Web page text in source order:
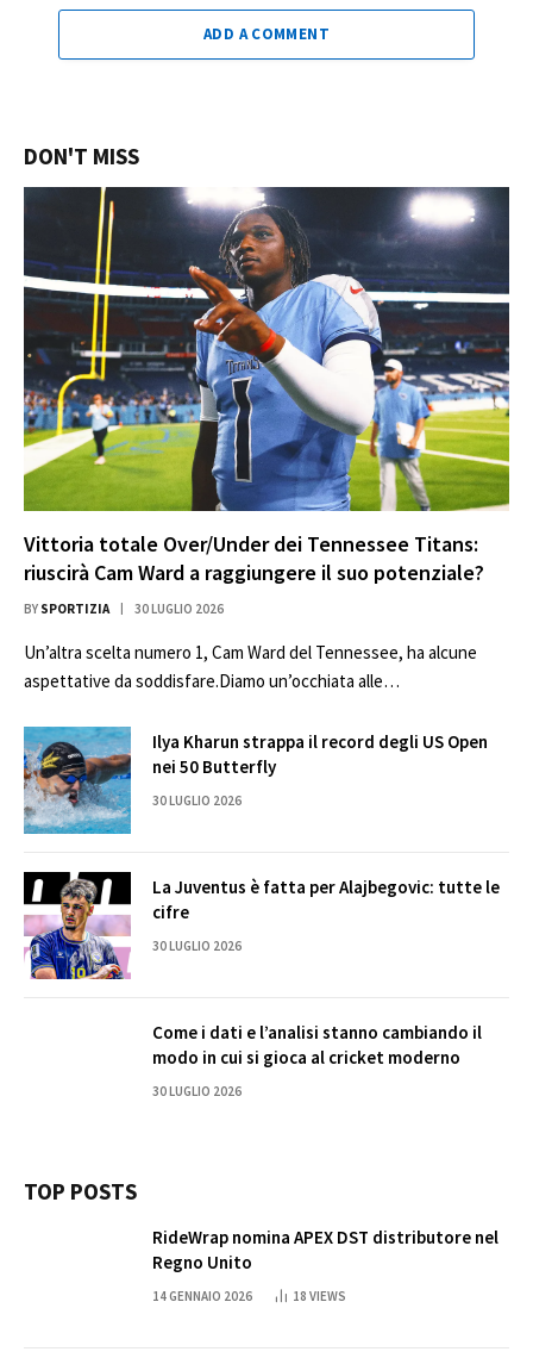
ADD A COMMENT
DON'T MISS
Vittoria totale Over/Under dei Tennessee Titans:
riuscirà Cam Ward a raggiungere il suo potenziale?
BY SPORTIZIA 30 LUGLIO 2026
Un’altra scelta numero 1, Cam Ward del Tennessee, ha alcune
aspettative da soddisfare.Diamo un’occhiata alle…
Ilya Kharun strappa il record degli US Open
nei 50 Butterfly
30 LUGLIO 2026
La Juventus è fatta per Alajbegovic: tutte le
cifre
30 LUGLIO 2026
Come i dati e l’analisi stanno cambiando il
modo in cui si gioca al cricket moderno
30 LUGLIO 2026
TOP POSTS
RideWrap nomina APEX DST distributore nel
Regno Unito
14 GENNAIO 2026 18 VIEWS